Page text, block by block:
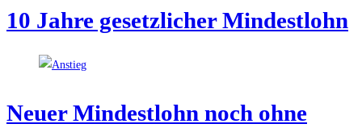
10 Jah­re gesetz­li­cher Mindestlohn
Neu­er Min­dest­lohn noch ohne